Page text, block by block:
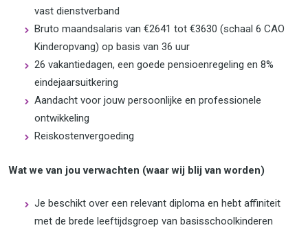
vast dienstverband
Bruto maandsalaris van €2641 tot €3630 (schaal 6 CAO
Kinderopvang) op basis van 36 uur
26 vakantiedagen, een goede pensioenregeling en 8%
eindejaarsuitkering
Aandacht voor jouw persoonlijke en professionele
ontwikkeling
Reiskostenvergoeding
Wat we van jou verwachten (waar wij blij van worden)
Je beschikt over een relevant diploma en hebt affiniteit
met de brede leeftijdsgroep van basisschoolkinderen